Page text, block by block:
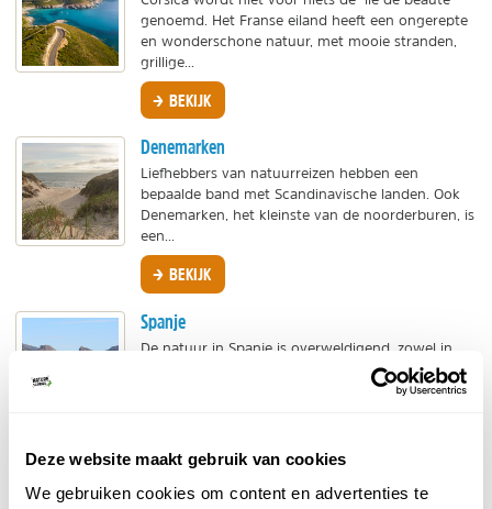
Deze website maakt gebruik van cookies
We gebruiken cookies om content en advertenties te
genoemd. Het Franse eiland heeft een ongerepte
en wonderschone natuur, met mooie stranden,
grillige...
BEKIJK
Denemarken
Liefhebbers van natuurreizen hebben een
bepaalde band met Scandinavische landen. Ook
Denemarken, het kleinste van de noorderburen, is
een...
BEKIJK
Spanje
De natuur in Spanje is overweldigend, zowel in
het binnenland, op de eilanden als bij de bekende
badplaatsen. Het land heeft eigenlijk alles te...
Frankrijk
Frankrijk is met recht een van de populairste